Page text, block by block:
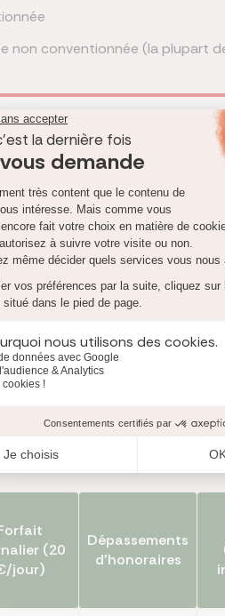
non conventionnée (la plupart
alcool, drogue ou
jamais les dépassements
votre mutuelle pour les soins de
(ALD) peuvent aussi changer
bénéficier d'une prise en
toutefois accordée que dans
d'une cure privée ?
la Sécurité sociale selon le
pour une cure
(20
jour)
Dépassements
d’honoraires